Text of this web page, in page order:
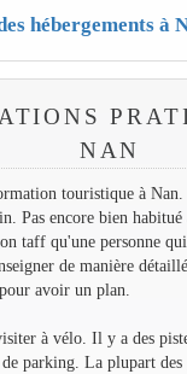
hébergements à
NAN
touristique à
Pas encore bien
taff qu'une personne
de manière
avoir un plan.
à vélo. Il y a des
de parking. La plupart des